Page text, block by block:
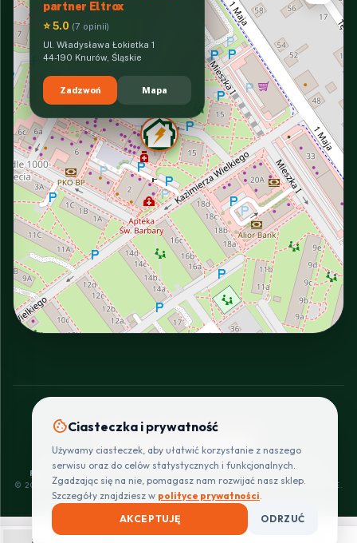
partner Eltrox
⭐ 5.0 (7 opinii)
Ul. Władysława Łokietka 1
44-190 Knurów, Śląskie
Zadzwoń Mapa
INTERACTIVE VIEW
SZYBKIE I BEZPIECZNE PŁATNOŚCI
POLITYKA
PRYWATNOŚCI
REGULAMIN
CENNIK
DOSTAW
ZWROTY I
REKLAMACJE
© 2026 PROINSTALLER.PL - KNURÓW. WSZYSTKIE PRAWA ZASTRZEŻONE.
cookieCiasteczka i prywatność
Używamy ciasteczek, aby ułatwić korzystanie z naszego
serwisu oraz do celów statystycznych i funkcjonalnych.
Zgadzając się na nie, pomagasz nam rozwijać nasz sklep.
Szczegóły znajdziesz w polityce prywatności.
AKCEPTUJĘ
ODRZUĆ